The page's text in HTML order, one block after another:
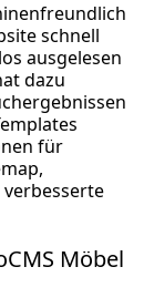
schnell
ausgelesen
dazu
für
Möbel